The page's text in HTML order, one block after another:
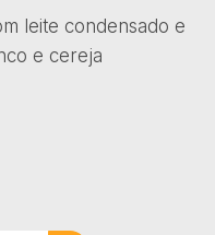
leite condensado e
e cereja